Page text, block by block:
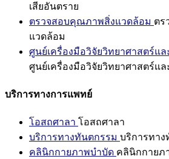
เสียอันตราย
ตรวจสอบคุณภาพสิ่งแวดล้อม ตร
แวดล้อม
ศูนย์เครื่องมือวิจัยวิทยาศาสตร์แล
ศูนย์เครื่องมือวิจัยวิทยาศาสตร์แล
บริการทางการแพทย์
โอสถศาลา โอสถศาลา
บริการทางทันตกรรม บริการทาง
คลินิกกายภาพบำบัด คลินิกกายภ